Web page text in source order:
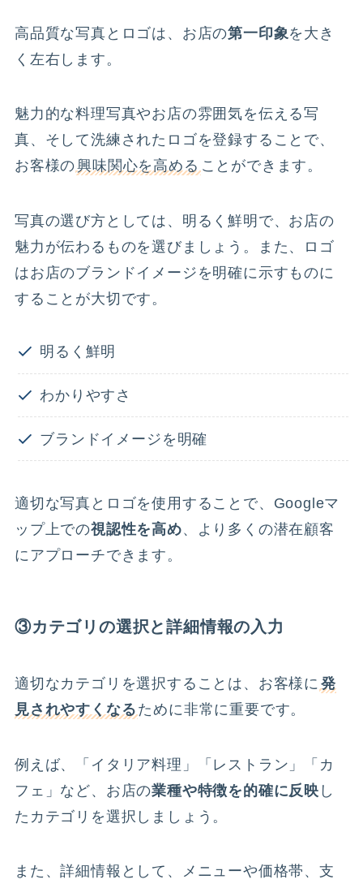
高品質な写真とロゴは、お店の第一印象 を大き
く左右します。
魅力的な料理写真やお店の雰囲気を伝える写
真、そして洗練されたロゴを登録することで、
お客様の興味関心を高める ことができます。
写真の選び方としては、明るく鮮明で、お店の
魅力が伝わるものを選びましょう。また、ロゴ
はお店のブランドイメージを明確に示すものに
することが大切です。
明るく鮮明
わかりやすさ
ブランドイメージを明確
適切な写真とロゴを使用することで、Googleマ
ップ上での視認性を高め、より多くの潜在顧客
にアプローチできます。
③カテゴリの選択と詳細情報の入力
適切なカテゴリを選択することは、お客様に 発
見されやすくなる ために非常に重要です。
例えば、「イタリア料理」「レストラン」「カ
フェ」など、お店の業種や特徴を的確に反映 し
たカテゴリを選択しましょう。
また、詳細情報として、メニューや価格帯、支